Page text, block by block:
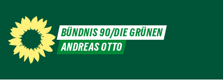
BÜNDNIS 90/DIE GRÜNEN
ANDREAS OTTO